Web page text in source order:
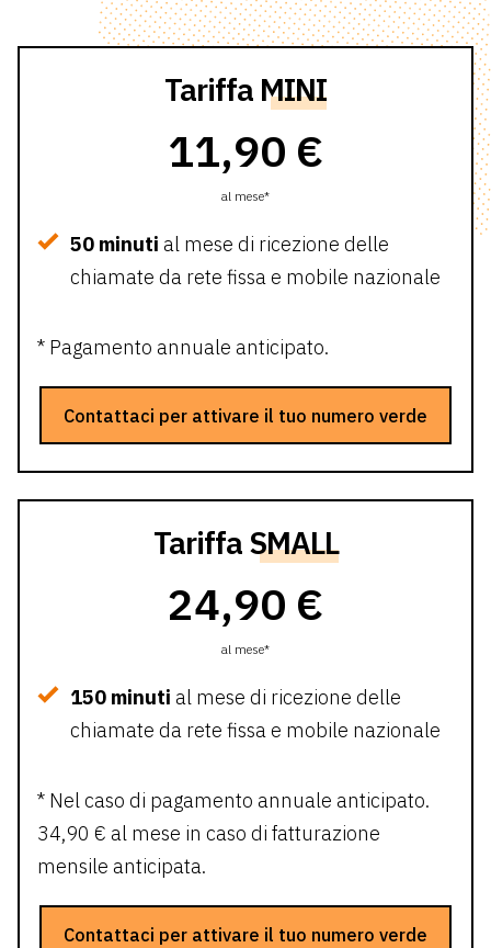
Tariffa MINI
11,90 €
al mese*
50 minuti al mese di ricezione delle
chiamate da rete fissa e mobile nazionale
* Pagamento annuale anticipato.
Contattaci per attivare il tuo numero verde
TariffaSMALL
24,90 €
al mese*
150 minuti al mese di ricezione delle
chiamate da rete fissa e mobile nazionale
* Nel caso di pagamento annuale anticipato.
34,90 € al mese in caso di fatturazione
mensile anticipata.
Contattaci per attivare il tuo numero verde